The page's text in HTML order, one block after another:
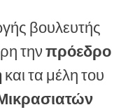
βουλευτής
τηνπρόεδρο
και τα μέλη του